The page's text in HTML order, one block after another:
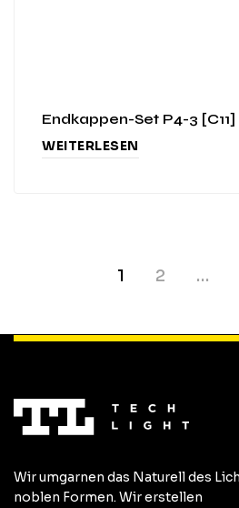
Endkappen-Set P4-3 [C11]
WEITERLESEN
1 2 …
Wir umgarnen das Naturell des
noblen Formen. Wir erstellen